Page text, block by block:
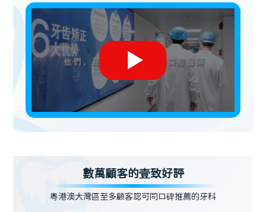
數萬顧客的壹致好評
粵港澳大灣區至多顧客認可同口碑推薦的牙科